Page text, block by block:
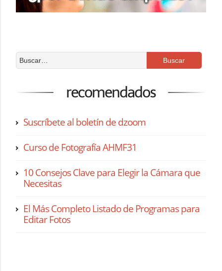
recomendados
Suscríbete al boletín de dzoom
Curso de Fotografía AHMF31
10 Consejos Clave para Elegir la Cámara que
Necesitas
El Más Completo Listado de Programas para
Editar Fotos